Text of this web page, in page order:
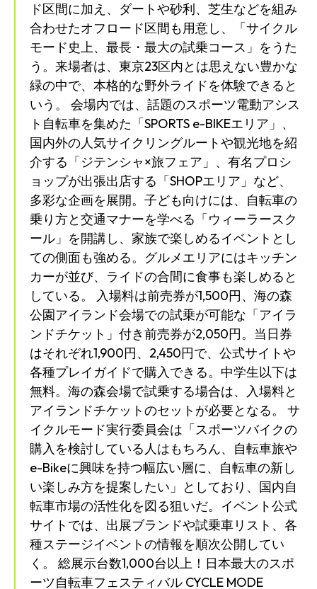
SEARCH...
ド区間に加え、ダートや砂利、芝生などを組み
合わせたオフロード区間も用意し、「サイクル
モード史上、最長・最大の試乗コース」をうた
う。来場者は、東京23区内とは思えない豊かな
緑の中で、本格的な野外ライドを体験できると
いう。 会場内では、話題のスポーツ電動アシス
ト自転車を集めた「SPORTS e-BIKEエリア」、
国内外の人気サイクリングルートや観光地を紹
介する「ジテンシャ×旅フェア」、有名プロシ
ョップが出張出店する「SHOPエリア」など、
多彩な企画を展開。子ども向けには、自転車の
乗り方と交通マナーを学べる「ウィーラースク
ール」を開講し、家族で楽しめるイベントとし
ての側面も強める。グルメエリアにはキッチン
カーが並び、ライドの合間に食事も楽しめると
している。 入場料は前売券が1,500円、海の森
公園アイランド会場での試乗が可能な「アイラ
ンドチケット」付き前売券が2,050円。当日券
はそれぞれ1,900円、2,450円で、公式サイトや
各種プレイガイドで購入できる。中学生以下は
無料。海の森会場で試乗する場合は、入場料と
アイランドチケットのセットが必要となる。 サ
イクルモード実行委員会は「スポーツバイクの
購入を検討している人はもちろん、自転車旅や
e-Bikeに興味を持つ幅広い層に、自転車の新し
い楽しみ方を提案したい」としており、国内自
転車市場の活性化を図る狙いだ。イベント公式
サイトでは、出展ブランドや試乗車リスト、各
種ステージイベントの情報を順次公開してい
く。 総展示台数1,000台以上！日本最大のスポ
ーツ自転車フェスティバル CYCLE MODE